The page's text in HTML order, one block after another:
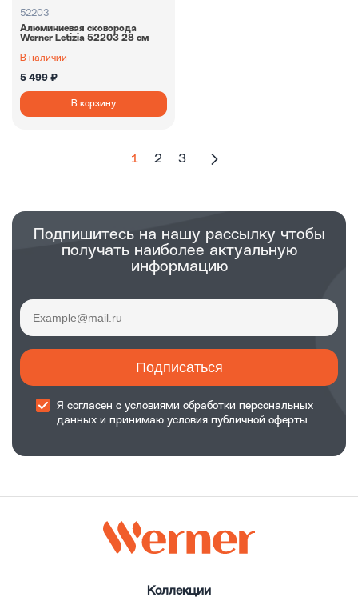
52203
Алюминиевая сковорода
Werner Letizia 52203 28 см
В наличии
5 499 ₽
В корзину
1 2 3
Подпишитесь на нашу рассылку чтобы
получать наиболее актуальную
информацию
Подписаться
Я согласен с условиями обработки персональных
данных и принимаю условия публичной оферты
Коллекции